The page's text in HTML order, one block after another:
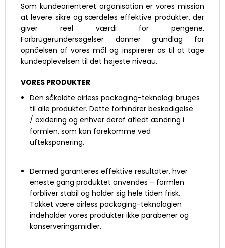
Som kundeorienteret organisation er vores mission
at levere sikre og særdeles effektive produkter, der
giver reel værdi for pengene.
Forbrugerundersøgelser danner grundlag for
opnåelsen af vores mål og inspirerer os til at tage
kundeoplevelsen til det højeste niveau.
VORES PRODUKTER
Den såkaldte airless packaging-teknologi bruges
til alle produkter. Dette forhindrer beskadigelse
/ oxidering og enhver deraf afledt ændring i
formlen, som kan forekomme ved
ufteksponering.
Dermed garanteres effektive resultater, hver
eneste gang produktet anvendes – formlen
forbliver stabil og holder sig hele tiden frisk.
Takket være airless packaging-teknologien
indeholder vores produkter ikke parabener og
konserveringsmidler.